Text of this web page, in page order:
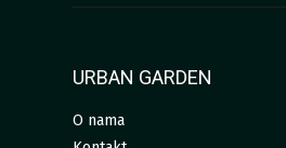
URBAN GARDEN
O nama